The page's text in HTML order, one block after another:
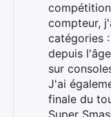
compteur,
catégories
depuis
sur
J'ai
finale du
Super